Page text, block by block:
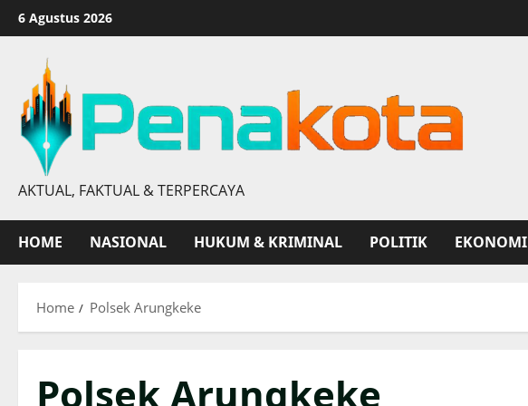
Skip
to
content
6 Agustus 2026
AKTUAL, FAKTUAL & TERPERCAYA
HOME NASIONAL HUKUM & KRIMINAL POLITIK EKONOMI
Home Polsek Arungkeke
Polsek Arungkeke